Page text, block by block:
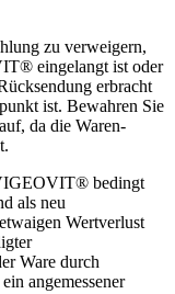
zu verweigern,
eingelangt ist oder
erbracht
ist. Bewahren Sie
da die Waren-
bedingt
als neu
Wertverlust
Ware durch
angemessener